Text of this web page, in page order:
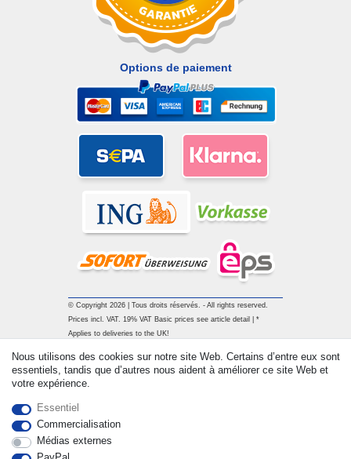
Options de paiement
© Copyright 2026 | Tous droits réservés. - All rights reserved.
Prices incl. VAT. 19% VAT Basic prices see article detail | *
Applies to deliveries to the UK!
Nous utilisons des cookies sur notre site Web. Certains d’entre eux sont
essentiels, tandis que d’autres nous aident à améliorer ce site Web et
votre expérience.
Essentiel
Commercialisation
Médias externes
Rétracter le contrat ici Contact